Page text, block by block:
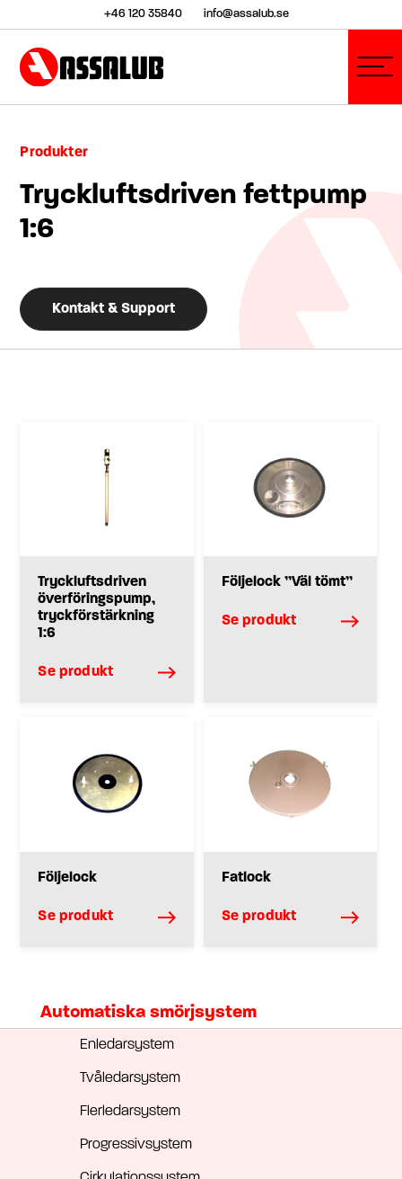
+46 120 35840 info@assalub.se
Produkter
Tryckluftsdriven fettpump
1:6
Kontakt & Support
Automatiska smörjsystem
Enledarsystem
Tvåledarsystem
Flerledarsystem
Progressivsystem
Tryckluftsdriven
överföringspump,
tryckförstärkning
1:6
Se produkt
Följelock ”Väl tömt”
Se produkt
Följelock
Se produkt
Fatlock
Se produkt